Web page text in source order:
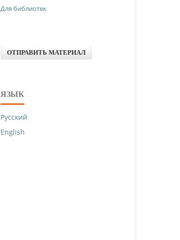
Для библиотек
ОТПРАВИТЬ МАТЕРИАЛ
ЯЗЫК
Русский
English